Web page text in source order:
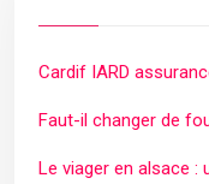
Cardif IARD
Faut-il changer de
Le viager en alsace :